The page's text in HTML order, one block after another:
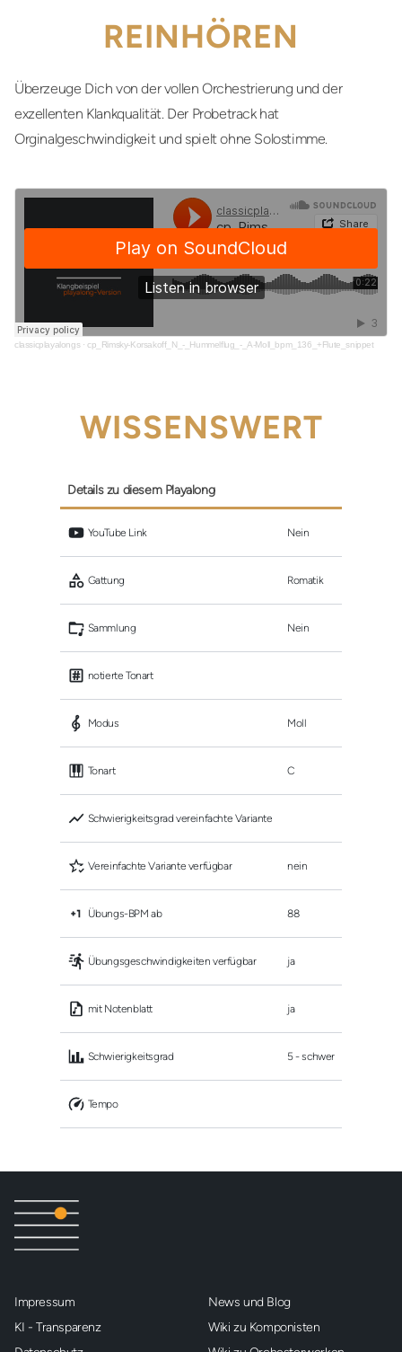
REINHÖREN
Überzeuge Dich von der vollen Orchestrierung und der
exzellenten Klankqualität. Der Probetrack hat
Orginalgeschwindigkeit und spielt ohne Solostimme.
classicplayalongs·cp_Rimsky-Korsakoff_N_-_Hummelflug_-_A-Moll_bpm_136_+Flute_snippet
WISSENSWERT
Details zu diesem Playalong
YouTube Link Nein
Gattung Romatik
Sammlung Nein
notierte Tonart
Modus Moll
Tonart C
Schwierigkeitsgrad vereinfachte Variante
Vereinfachte Variante verfügbar nein
Übungs-BPM ab 88
Übungsgeschwindigkeiten verfügbar ja
mit Notenblatt ja
Schwierigkeitsgrad 5 - schwer
Tempo
Impressum
KI - Transparenz
News und Blog
Wiki zu Komponisten